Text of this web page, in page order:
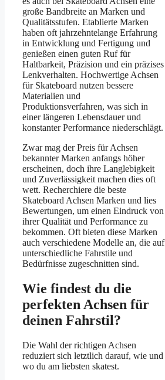
große Bandbreite an Marken und
Qualitätsstufen. Etablierte Marken
haben oft jahrzehntelange Erfahrung
in Entwicklung und Fertigung und
genießen einen guten Ruf für
Haltbarkeit, Präzision und ein präzises
Lenkverhalten. Hochwertige Achsen
für Skateboard nutzen bessere
Materialien und
Produktionsverfahren, was sich in
einer längeren Lebensdauer und
konstanter Performance niederschlägt.
Zwar mag der Preis für Achsen
bekannter Marken anfangs höher
erscheinen, doch ihre Langlebigkeit
und Zuverlässigkeit machen dies oft
wett. Recherchiere die beste
Skateboard Achsen Marken und lies
Bewertungen, um einen Eindruck von
ihrer Qualität und Performance zu
bekommen. Oft bieten diese Marken
auch verschiedene Modelle an, die auf
unterschiedliche Fahrstile und
Bedürfnisse zugeschnitten sind.
Wie findest du die
perfekten Achsen für
deinen Fahrstil?
Die Wahl der richtigen Achsen
reduziert sich letztlich darauf, wie und
wo du am liebsten skatest.